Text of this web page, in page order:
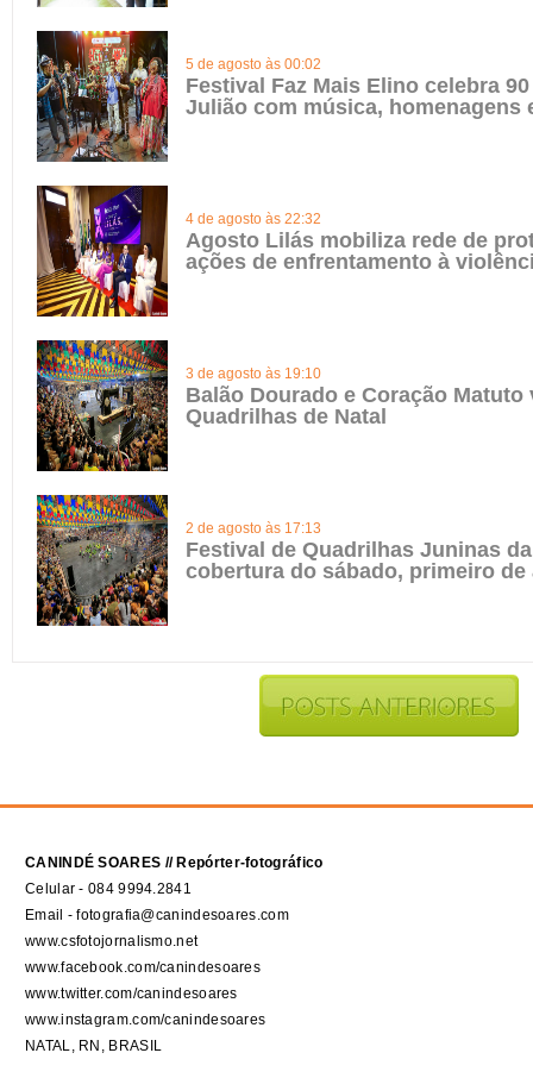
5 de agosto às 00:02
Festival Faz Mais Elino celebra
Julião com música, homenagens
4 de agosto às 22:32
Agosto Lilás mobiliza rede de
ações de enfrentamento à
3 de agosto às 19:10
Balão Dourado e Coração Matuto
Quadrilhas de Natal
2 de agosto às 17:13
Festival de Quadrilhas Juninas
cobertura do sábado, primeiro de
CANINDÉ SOARES // Repórter-fotográfico
Celular - 084 9994.2841
Email - fotografia@canindesoares.com
www.csfotojornalismo.net
www.facebook.com/canindesoares
www.twitter.com/canindesoares
www.instagram.com/canindesoares
NATAL, RN, BRASIL